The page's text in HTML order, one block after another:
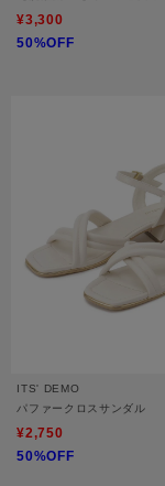
¥3,300
50%OFF
ITS' DEMO
パファークロスサンダル
¥2,750
50%OFF